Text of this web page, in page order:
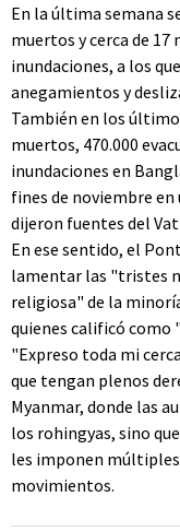
En la última semana
muertos y cerca de
inundaciones, a los
anegamientos y
También en los
muertos, 470.000
inundaciones en
fines de noviembre
dijeron fuentes del
En ese sentido, el
lamentar las "tristes
religiosa" de la
quienes calificó
"Expreso toda mi
que tengan plenos
Myanmar, donde las
los rohingyas, sino
les imponen
movimientos.